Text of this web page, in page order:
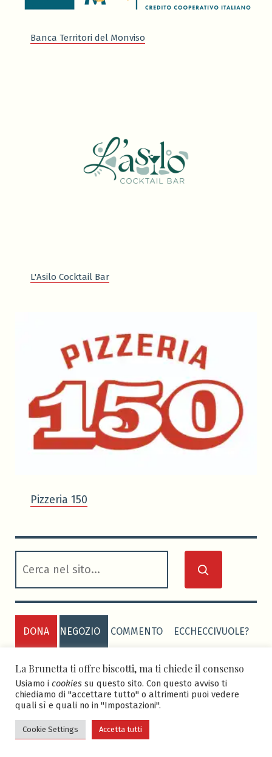
Banca Territori del Monviso
L'Asilo Cocktail Bar
Pizzeria 150
DONA NEGOZIO COMMENTO ECCHECCIVUOLE?
PRIVACY POLICY COOKIE POLICY
tema Seedlet di WordPress da
La Brunetta ti offre biscotti, ma ti chiede il consenso
Usiamo i cookies su questo sito. Con questo avviso ti
chiediamo di "accettare tutto" o altrimenti puoi vedere
quali sì e quali no in "Impostazioni".
Cookie Settings Accetta tutti